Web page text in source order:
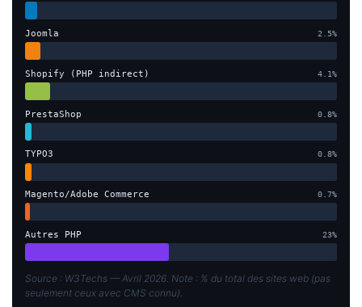
Joomla 2.5%
Shopify (PHP indirect) 4.1%
PrestaShop 0.8%
TYPO3 0.8%
Magento/Adobe Commerce 0.7%
Autres PHP 23%
Source : W3Techs — Avril 2026. Note : % du total des sites web (pas
seulement ceux avec CMS connu).